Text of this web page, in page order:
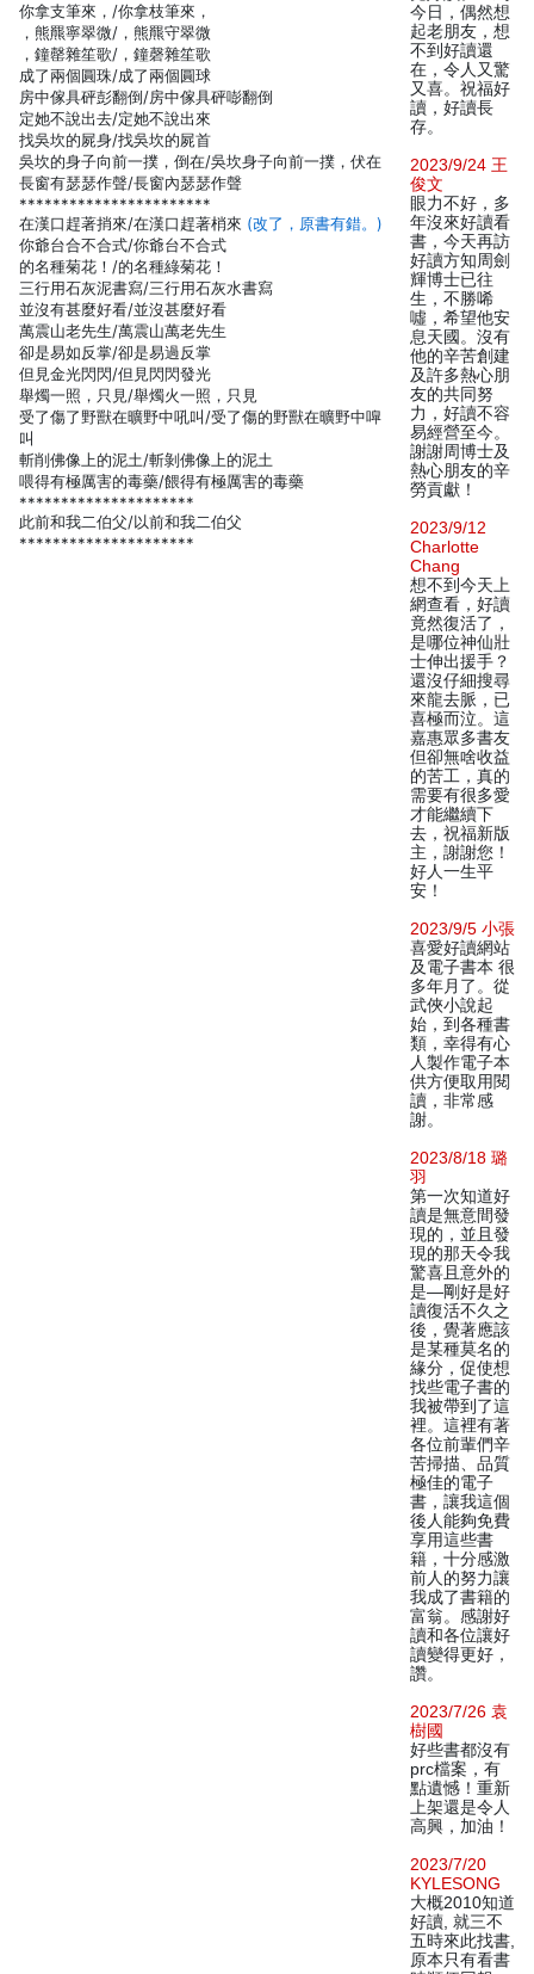
你拿支筆來，/你拿枝筆來，
，熊羆寧翠微/，熊羆守翠微
，鐘罄雜笙歌/，鐘磬雜笙歌
成了兩個圓珠/成了兩個圓球
房中傢具砰彭翻倒/房中傢具砰嘭翻倒
定她不說出去/定她不說出來
找吳坎的屍身/找吳坎的屍首
吳坎的身子向前一撲，倒在/吳坎身子向前一撲，伏在
長窗有瑟瑟作聲/長窗內瑟瑟作聲
***********************
在漢口趕著捎來/在漢口趕著梢來 (改了，原書有錯。)
你爺台合不合式/你爺台不合式
的名種菊花！/的名種綠菊花！
三行用石灰泥書寫/三行用石灰水書寫
並沒有甚麼好看/並沒甚麼好看
萬震山老先生/萬震山萬老先生
卻是易如反掌/卻是易過反掌
但見金光閃閃/但見閃閃發光
舉燭一照，只見/舉燭火一照，只見
受了傷了野獸在曠野中吼叫/受了傷的野獸在曠野中嘷
叫
斬削佛像上的泥土/斬剝佛像上的泥土
喂得有極厲害的毒藥/餵得有極厲害的毒藥
*********************
此前和我二伯父/以前和我二伯父
*********************
今日，偶然想
起老朋友，想
不到好讀還
在，令人又驚
又喜。祝福好
讀，好讀長
存。
2023/9/24 王
俊文
眼力不好，多
年沒來好讀看
書，今天再訪
好讀方知周劍
輝博士已往
生，不勝唏
噓，希望他安
息天國。沒有
他的辛苦創建
及許多熱心朋
友的共同努
力，好讀不容
易經營至今。
謝謝周博士及
熱心朋友的辛
勞貢獻！
2023/9/12
Charlotte
Chang
想不到今天上
網查看，好讀
竟然復活了，
是哪位神仙壯
士伸出援手？
還沒仔細搜尋
來龍去脈，已
喜極而泣。這
嘉惠眾多書友
但卻無啥收益
的苦工，真的
需要有很多愛
才能繼續下
去，祝福新版
主，謝謝您！
好人一生平
安！
2023/9/5 小張
喜愛好讀網站
及電子書本 很
多年月了。從
武俠小說起
始，到各種書
類，幸得有心
人製作電子本
供方便取用閱
讀，非常感
謝。
2023/8/18 璐
羽
第一次知道好
讀是無意間發
現的，並且發
現的那天令我
驚喜且意外的
是—剛好是好
讀復活不久之
後，覺著應該
是某種莫名的
緣分，促使想
找些電子書的
我被帶到了這
裡。這裡有著
各位前輩們辛
苦掃描、品質
極佳的電子
書，讓我這個
後人能夠免費
享用這些書
籍，十分感激
前人的努力讓
我成了書籍的
富翁。感謝好
讀和各位讓好
讀變得更好，
讚。
2023/7/26 袁
樹國
好些書都沒有
prc檔案，有
點遺憾！重新
上架還是令人
高興，加油！
2023/7/20
KYLESONG
大概2010知道
好讀, 就三不
五時來此找書,
原本只有看書